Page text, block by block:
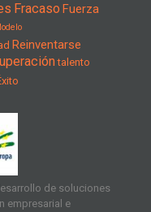
Fracaso Fuerza
Reinventarse
talento
de soluciones
empresarial e